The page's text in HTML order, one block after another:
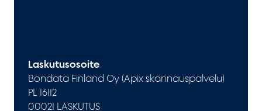
Laskutusosoite
Bondata Finland Oy (Apix skannauspalvelu)
PL 16112
00021 LASKUTUS